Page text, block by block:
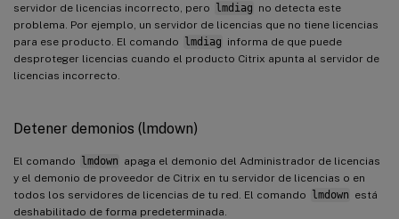
servidor de licencias incorrecto, pero lmdiag no detecta este
problema. Por ejemplo, un servidor de licencias que no tiene licencias
para ese producto. El comando lmdiag informa de que puede
desproteger licencias cuando el producto Citrix apunta al servidor de
licencias incorrecto.
Detener demonios (lmdown)
El comando lmdown apaga el demonio del Administrador de licencias
y el demonio de proveedor de Citrix en tu servidor de licencias o en
todos los servidores de licencias de tu red. El comando lmdown está
deshabilitado de forma predeterminada.